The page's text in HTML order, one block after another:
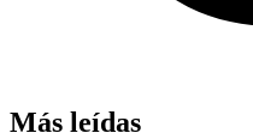
Más leídas